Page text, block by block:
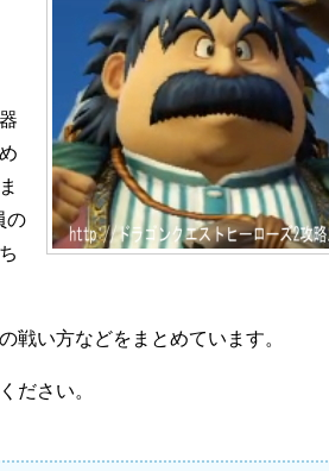
の
戦い方などをまとめています。
ださい。